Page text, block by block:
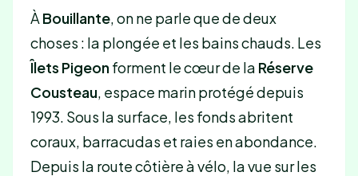
À Bouillante, on ne parle que de deux
choses : la plongée et les bains chauds. Les
Îlets Pigeonforment le cœur de la Réserve
Cousteau, espace marin protégé depuis
1993. Sous la surface, les fonds abritent
coraux, barracudas et raies en abondance.
Depuis la route côtière à vélo, la vue sur les